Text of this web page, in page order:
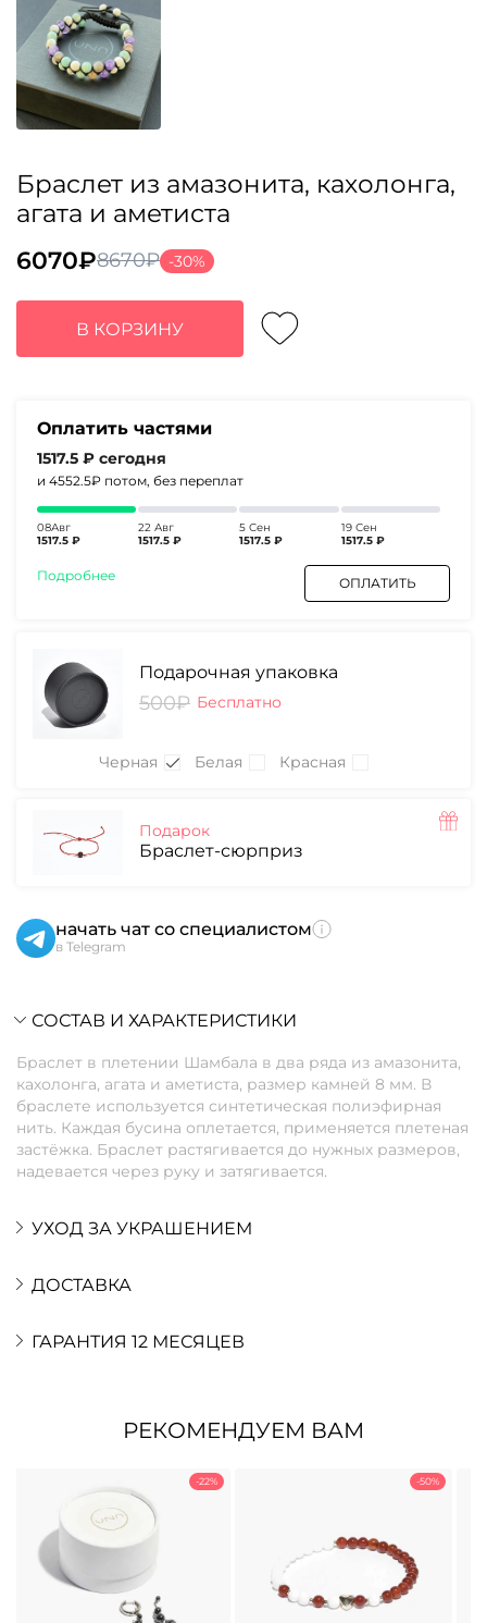
Браслет из амазонита, кахолонга,
агата и аметиста
8670₽
Первоначальная
цена
составляла
8670₽.
6070₽
Текущая
цена:
6070₽.
-30%
В КОРЗИНУ
Оплатить частями
1517.5 ₽ сегодня
и 4552.5₽ потом, без переплат
08Авг
1517.5 ₽
22 Авг
1517.5 ₽
5 Сен
1517.5 ₽
19 Сен
1517.5 ₽
Подробнее ОПЛАТИТЬ
Подарочная упаковка
500₽ Бесплатно
Черная Белая Красная
Подарок
Браслет-сюрприз
начать чат со специалистом
в Telegram
СОСТАВ И ХАРАКТЕРИСТИКИ
Браслет в плетении Шамбала в два ряда из амазонита,
кахолонга, агата и аметиста, размер камней 8 мм. В
браслете используется синтетическая полиэфирная
нить. Каждая бусина оплетается, применяется плетеная
застёжка. Браслет растягивается до нужных размеров,
надевается через руку и затягивается.
УХОД ЗА УКРАШЕНИЕМ
ДОСТАВКА
ГАРАНТИЯ 12 МЕСЯЦЕВ
РЕКОМЕНДУЕМ ВАМ
-22% -50%